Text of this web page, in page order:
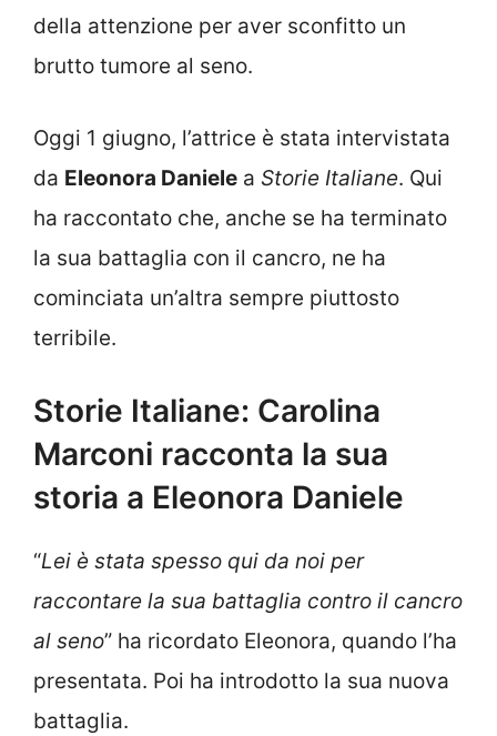
della attenzione per aver sconfitto un
brutto tumore al seno.
Oggi 1 giugno, l’attrice è stata intervistata
da Eleonora Daniele a Storie Italiane. Qui
ha raccontato che, anche se ha terminato
la sua battaglia con il cancro, ne ha
cominciata un’altra sempre piuttosto
terribile.
Storie Italiane: Carolina
Marconi racconta la sua
storia a Eleonora Daniele
“Lei è stata spesso qui da noi per
raccontare la sua battaglia contro il cancro
al seno” ha ricordato Eleonora, quando l’ha
presentata. Poi ha introdotto la sua nuova
battaglia.